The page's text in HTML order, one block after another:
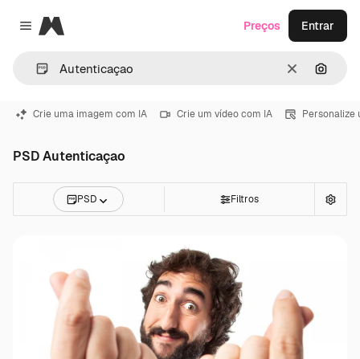
Close menu
Magnific
Limpar
Preços Entrar
Crie uma imagem com IA Crie um vídeo com IA Personalize
PSD Autenticaçao
PSD Filtros